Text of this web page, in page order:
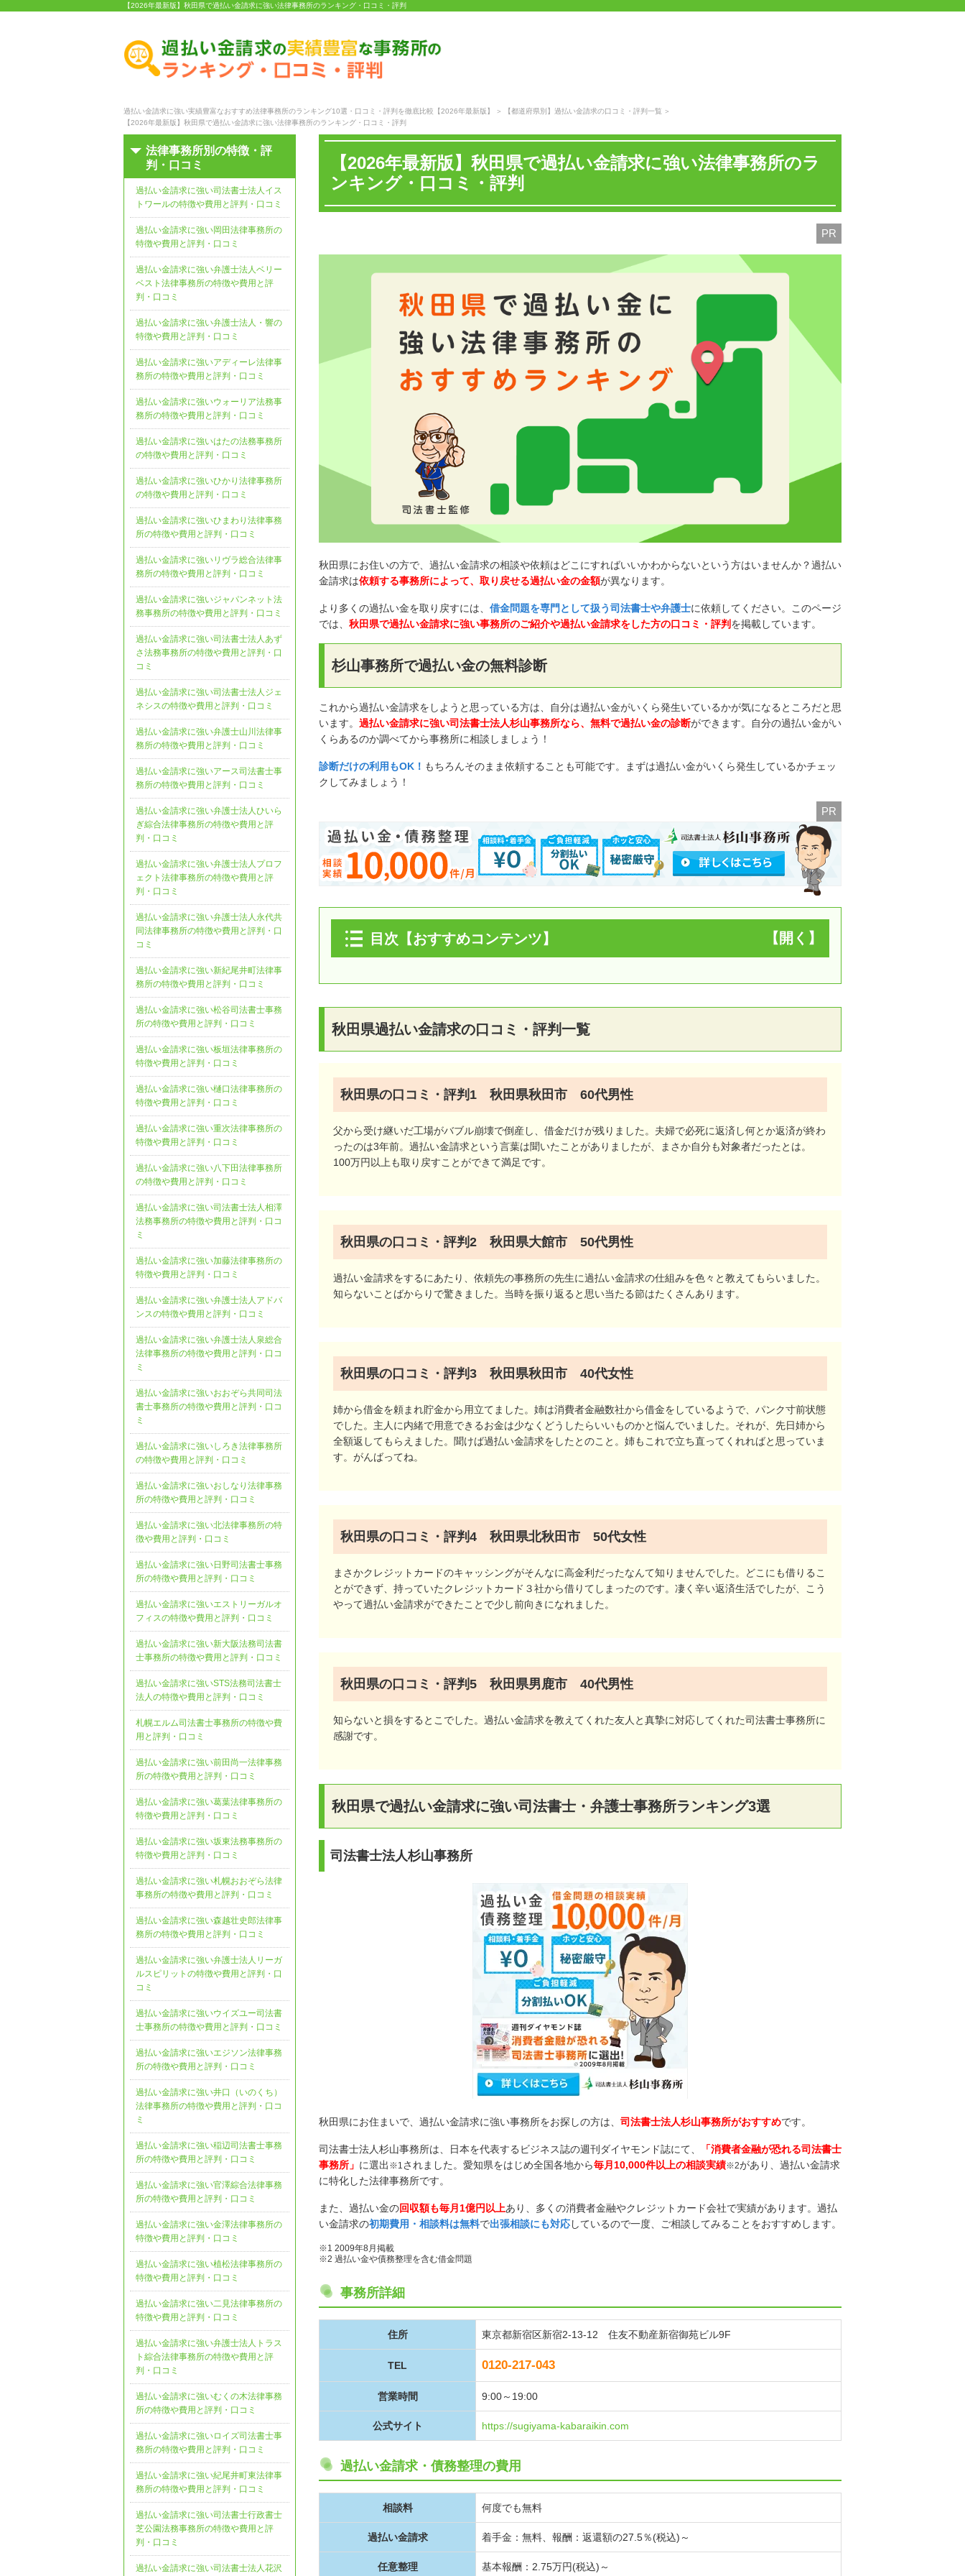
【2026年最新版】秋田県で過払い金請求に強い法律事務所のランキング・口コミ・評判
過払い金請求に強い実績豊富なおすすめ法律事務所のランキング10選・口コミ・評判を徹底比較【2026年最新版】
【都道府県別】過払い金請求の口コミ・評判一覧
【2026年最新版】秋田県で過払い金請求に強い法律事務所のランキング・口コミ・評判
【2026年最新版】秋田県で過払い金請求に強い法律事務所のラ
ンキング・口コミ・評判
PR
秋田県にお住いの方で、過払い金請求の相談や依頼はどこにすればいいかわからないという方はいませんか？過払い
金請求は依頼する事務所によって、取り戻せる過払い金の金額が異なります。
より多くの過払い金を取り戻すには、 借金問題を専門として扱う司法書士や弁護士に依頼してください。このページ
では、 秋田県で過払い金請求に強い事務所のご紹介や過払い金請求をした方の口コミ・評判を掲載しています。
杉山事務所で過払い金の無料診断
これから過払い金請求をしようと思っている方は、自分は過払い金がいくら発生いているかが気になるところだと思
います。 過払い金請求に強い司法書士法人杉山事務所なら、無料で過払い金の診断ができます。自分の過払い金がい
くらあるのか調べてから事務所に相談しましょう！
診断だけの利用もOK！ もちろんそのまま依頼することも可能です。まずは過払い金がいくら発生しているかチェッ
クしてみましょう！
PR
目次【おすすめコンテンツ】
秋田県で過払い金請求の相談ができる弁護士事務所一覧
秋田県の法律事務所以外の過払い金請求相談窓口一覧
秋田県の過払い金請求についてのよくある質問
秋田県で多い過払い金請求について
秋田県過払い金請求の口コミ・評判一覧
秋田県の口コミ・評判1 秋田県秋田市 60代男性
父から受け継いだ工場がバブル崩壊で倒産し、借金だけが残りました。夫婦で必死に返済し何とか返済が終わ
ったのは3年前。過払い金請求という言葉は聞いたことがありましたが、まさか自分も対象者だったとは。
100万円以上も取り戻すことができて満足です。
秋田県の口コミ・評判2 秋田県大館市 50代男性
過払い金請求をするにあたり、依頼先の事務所の先生に過払い金請求の仕組みを色々と教えてもらいました。
知らないことばからりで驚きました。当時を振り返ると思い当たる節はたくさんあります。
秋田県の口コミ・評判3 秋田県秋田市 40代女性
姉から借金を頼まれ貯金から用立てました。姉は消費者金融数社から借金をしているようで、パンク寸前状態
でした。主人に内緒で用意できるお金は少なくどうしたらいいものかと悩んでいました。それが、先日姉から
全額返してもらえました。聞けば過払い金請求をしたとのこと。姉もこれで立ち直ってくれればと思っていま
す。がんばってね。
秋田県の口コミ・評判4 秋田県北秋田市 50代女性
まさかクレジットカードのキャッシングがそんなに高金利だったなんて知りませんでした。どこにも借りるこ
とができず、持っていたクレジットカード３社から借りてしまったのです。凄く辛い返済生活でしたが、こう
やって過払い金請求ができたことで少し前向きになれました。
秋田県の口コミ・評判5 秋田県男鹿市 40代男性
知らないと損をするとこでした。過払い金請求を教えてくれた友人と真摯に対応してくれた司法書士事務所に
感謝です。
秋田県で過払い金請求に強い司法書士・弁護士事務所ランキング3選
司法書士法人杉山事務所
秋田県にお住まいで、過払い金請求に強い事務所をお探しの方は、 司法書士法人杉山事務所がおすすめです。
司法書士法人杉山事務所は、日本を代表するビジネス誌の週刊ダイヤモンド誌にて、
「消費者金融が恐れる司法書士
事務所」 に選出 ※1 されました。愛知県をはじめ全国各地から毎月10,000件以上の相談実績※2があり、過払い金請求
に特化した法律事務所です。
また、過払い金の回収額も毎月1億円以上あり、多くの消費者金融やクレジットカード会社で実績があります。過払
い金請求の初期費用・相談料は無料で出張相談にも対応しているので一度、ご相談してみることをおすすめします。
※1 2009年8月掲載
※2 過払い金や債務整理を含む借金問題
事務所詳細
住所 東京都新宿区新宿2-13-12 住友不動産新宿御苑ビル9F
TEL 0120-217-043
営業時間 9:00～19:00
公式サイト https://sugiyama-kabaraikin.com
過払い金請求・債務整理の費用
相談料 何度でも無料
過払い金請求 着手金：無料、報酬：返還額の27.5％(税込)～
任意整理 基本報酬：2.75万円(税込)～
法律事務所別の特徴・評
判・口コミ
過払い金請求に強い司法書士法人イス
トワールの特徴や費用と評判・口コミ
過払い金請求に強い岡田法律事務所の
特徴や費用と評判・口コミ
過払い金請求に強い弁護士法人ベリー
ベスト法律事務所の特徴や費用と評
判・口コミ
過払い金請求に強い弁護士法人・響の
特徴や費用と評判・口コミ
過払い金請求に強いアディーレ法律事
務所の特徴や費用と評判・口コミ
過払い金請求に強いウォーリア法務事
務所の特徴や費用と評判・口コミ
過払い金請求に強いはたの法務事務所
の特徴や費用と評判・口コミ
過払い金請求に強いひかり法律事務所
の特徴や費用と評判・口コミ
過払い金請求に強いひまわり法律事務
所の特徴や費用と評判・口コミ
過払い金請求に強いリヴラ総合法律事
務所の特徴や費用と評判・口コミ
過払い金請求に強いジャパンネット法
務事務所の特徴や費用と評判・口コミ
過払い金請求に強い司法書士法人あず
さ法務事務所の特徴や費用と評判・口
コミ
過払い金請求に強い司法書士法人ジェ
ネシスの特徴や費用と評判・口コミ
過払い金請求に強い弁護士山川法律事
務所の特徴や費用と評判・口コミ
過払い金請求に強いアース司法書士事
務所の特徴や費用と評判・口コミ
過払い金請求に強い弁護士法人ひいら
ぎ綜合法律事務所の特徴や費用と評
判・口コミ
過払い金請求に強い弁護士法人プロフ
ェクト法律事務所の特徴や費用と評
判・口コミ
過払い金請求に強い弁護士法人永代共
同法律事務所の特徴や費用と評判・口
コミ
過払い金請求に強い新紀尾井町法律事
務所の特徴や費用と評判・口コミ
過払い金請求に強い松谷司法書士事務
所の特徴や費用と評判・口コミ
過払い金請求に強い板垣法律事務所の
特徴や費用と評判・口コミ
過払い金請求に強い樋口法律事務所の
特徴や費用と評判・口コミ
過払い金請求に強い重次法律事務所の
特徴や費用と評判・口コミ
過払い金請求に強い八下田法律事務所
の特徴や費用と評判・口コミ
過払い金請求に強い司法書士法人相澤
法務事務所の特徴や費用と評判・口コ
ミ
過払い金請求に強い加藤法律事務所の
特徴や費用と評判・口コミ
過払い金請求に強い弁護士法人アドバ
ンスの特徴や費用と評判・口コミ
過払い金請求に強い弁護士法人泉総合
法律事務所の特徴や費用と評判・口コ
ミ
過払い金請求に強いおおぞら共同司法
書士事務所の特徴や費用と評判・口コ
ミ
過払い金請求に強いしろき法律事務所
の特徴や費用と評判・口コミ
過払い金請求に強いおしなり法律事務
所の特徴や費用と評判・口コミ
過払い金請求に強い北法律事務所の特
徴や費用と評判・口コミ
過払い金請求に強い日野司法書士事務
所の特徴や費用と評判・口コミ
過払い金請求に強いエストリーガルオ
フィスの特徴や費用と評判・口コミ
過払い金請求に強い新大阪法務司法書
士事務所の特徴や費用と評判・口コミ
過払い金請求に強いSTS法務司法書士
法人の特徴や費用と評判・口コミ
札幌エルム司法書士事務所の特徴や費
用と評判・口コミ
過払い金請求に強い前田尚一法律事務
所の特徴や費用と評判・口コミ
過払い金請求に強い葛葉法律事務所の
特徴や費用と評判・口コミ
過払い金請求に強い坂東法務事務所の
特徴や費用と評判・口コミ
過払い金請求に強い札幌おおぞら法律
事務所の特徴や費用と評判・口コミ
過払い金請求に強い森越壮史郎法律事
務所の特徴や費用と評判・口コミ
過払い金請求に強い弁護士法人リーガ
ルスピリットの特徴や費用と評判・口
コミ
過払い金請求に強いウイズユー司法書
士事務所の特徴や費用と評判・口コミ
過払い金請求に強いエジソン法律事務
所の特徴や費用と評判・口コミ
過払い金請求に強い井口（いのくち）
法律事務所の特徴や費用と評判・口コ
ミ
過払い金請求に強い稲辺司法書士事務
所の特徴や費用と評判・口コミ
過払い金請求に強い官澤綜合法律事務
所の特徴や費用と評判・口コミ
過払い金請求に強い金澤法律事務所の
特徴や費用と評判・口コミ
過払い金請求に強い植松法律事務所の
特徴や費用と評判・口コミ
過払い金請求に強い二見法律事務所の
特徴や費用と評判・口コミ
過払い金請求に強い弁護士法人トラス
ト綜合法律事務所の特徴や費用と評
判・口コミ
過払い金請求に強いむくの木法律事務
所の特徴や費用と評判・口コミ
過払い金請求に強いロイズ司法書士事
務所の特徴や費用と評判・口コミ
過払い金請求に強い紀尾井町東法律事
務所の特徴や費用と評判・口コミ
過払い金請求に強い司法書士行政書士
芝公園法務事務所の特徴や費用と評
判・口コミ
過払い金請求に強い司法書士法人花沢